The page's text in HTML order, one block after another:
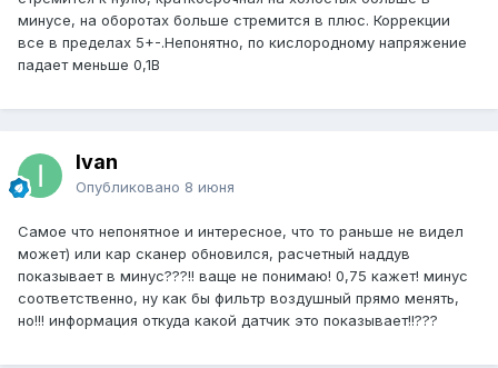
минусе, на оборотах больше стремится в плюс. Коррекции
все в пределах 5+-.Непонятно, по кислородному напряжение
падает меньше 0,1В
Ivan
Опубликовано 8 июня
Самое что непонятное и интересное, что то раньше не видел
может) или кар сканер обновился, расчетный наддув
показывает в минус???!! ваще не понимаю! 0,75 кажет! минус
соответственно, ну как бы фильтр воздушный прямо менять,
но!!! информация откуда какой датчик это показывает!!???